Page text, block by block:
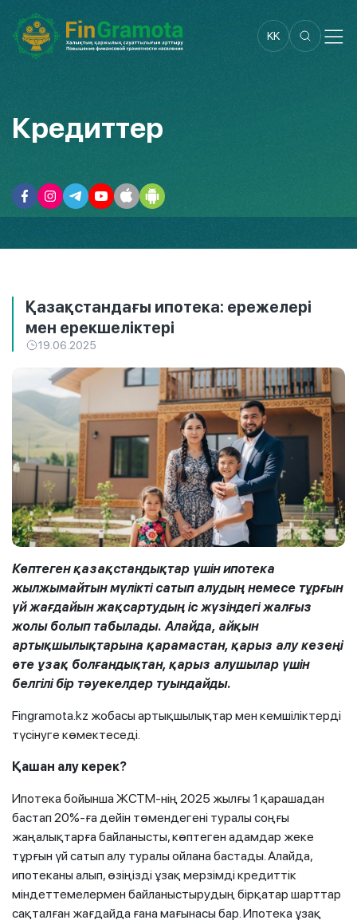
KK
Кредиттер
Қазақстандағы ипотека: ережелері
мен ерекшеліктері
19.06.2025
Көптеген қазақстандықтар үшін ипотека
жылжымайтын мүлікті сатып алудың немесе тұрғын
үй жағдайын жақсартудың іс жүзіндегі жалғыз
жолы болып табылады. Алайда, айқын
артықшылықтарына қарамастан, қарыз алу кезеңі
өте ұзақ болғандықтан, қарыз алушылар үшін
белгілі бір тәуекелдер туындайды.
Fingramota.kz жобасы артықшылықтар мен кемшіліктерді
түсінуге көмектеседі.
Қашан алу керек?
Ипотека бойынша ЖСТМ-нің 2025 жылғы 1 қарашадан
бастап 20%-ға дейін төмендегені туралы соңғы
жаңалықтарға байланысты, көптеген адамдар жеке
тұрғын үй сатып алу туралы ойлана бастады. Алайда,
ипотеканы алып, өзіңізді ұзақ мерзімді кредиттік
міндеттемелермен байланыстырудың бірқатар шарттар
сақталған жағдайда ғана мағынасы бар. Ипотека ұзақ